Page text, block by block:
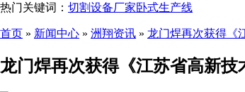
热门关键词： 切割设备厂家卧式生产线
首页 » 新闻中心 » 洲翔资讯 » 龙门焊再次获得《
龙门焊再次获得《江苏省高新技